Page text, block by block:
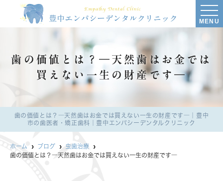
MENU
歯の価値とは？―天然歯はお金では
買えない一生の財産です―
歯の価値とは？―天然歯はお金では買えない一生の財産です―｜豊中
市の歯医者・矯正歯科｜豊中エンパシーデンタルクリニック
ホーム ブログ
虫歯治療
歯の価値とは？―天然歯はお金では買えない一生の財産です―